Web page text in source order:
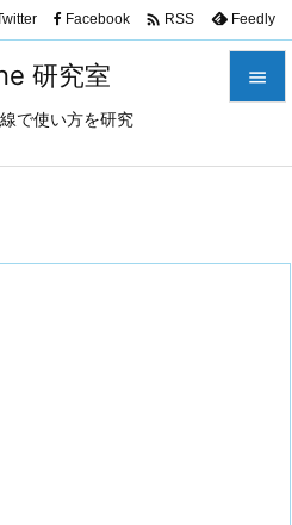
研究室
で使い方を研究

Facebook  RSS Feedly